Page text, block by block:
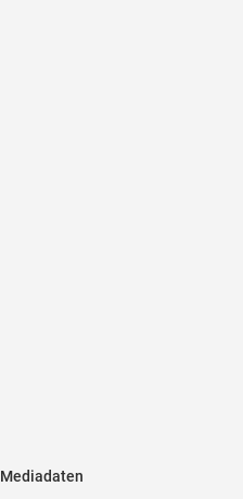
Mediadaten